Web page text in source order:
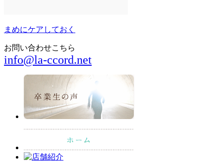
まめにケアしておく
お問い合わせこちら
info@la-ccord.net